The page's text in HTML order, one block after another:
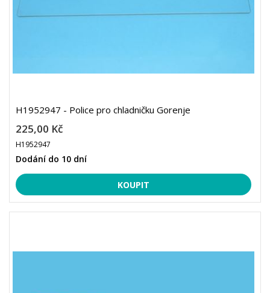
H1952947 - Police pro chladničku Gorenje
225,00 Kč
H1952947
Dodání do 10 dní